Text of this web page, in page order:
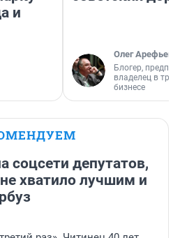
и
Олег Арефьев
Блогер,
владелец в
бизнесе
соцсети депутатов,
хватило лучшим и